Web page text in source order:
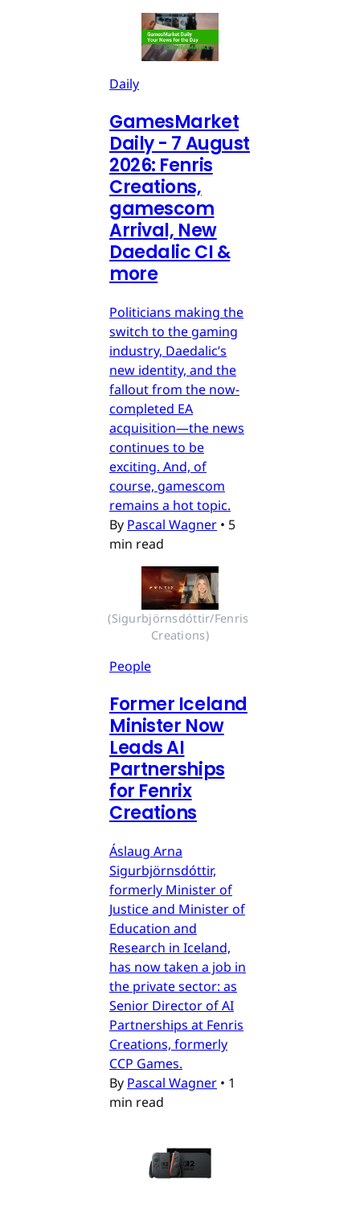
Daily
GamesMarket
Daily - 7 August
2026: Fenris
Creations,
gamescom
Arrival, New
Daedalic CI &
more
Politicians making the
switch to the gaming
industry, Daedalic’s
new identity, and the
fallout from the now-
completed EA
acquisition—the news
continues to be
exciting. And, of
course, gamescom
remains a hot topic.
By Pascal Wagner • 5
min read
(Sigurbjörnsdóttir/Fenris
Creations)
People
Former Iceland
Minister Now
Leads AI
Partnerships
for Fenrix
Creations
Áslaug Arna
Sigurbjörnsdóttir,
formerly Minister of
Justice and Minister of
Education and
Research in Iceland,
has now taken a job in
the private sector: as
Senior Director of AI
Partnerships at Fenris
Creations, formerly
CCP Games.
By Pascal Wagner • 1
min read